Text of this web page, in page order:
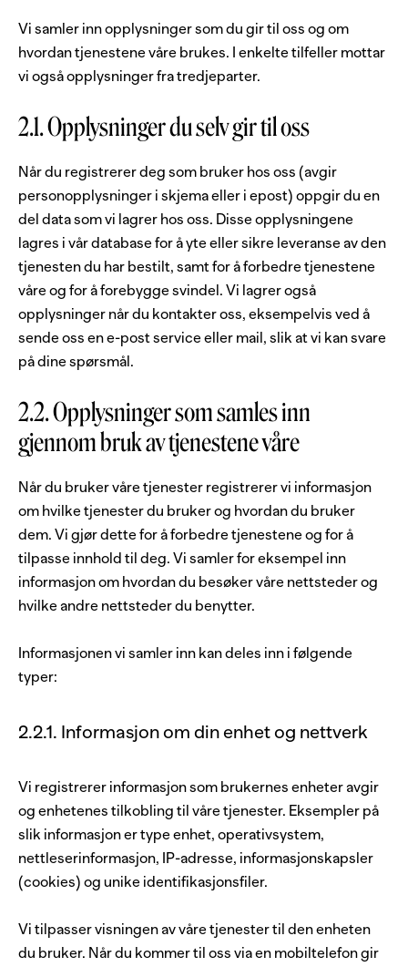
Vi samler inn opplysninger som du gir til oss og om
hvordan tjenestene våre brukes. I enkelte tilfeller mottar
vi også opplysninger fra tredjeparter.
2.1. Opplysninger du selv gir til oss
Når du registrerer deg som bruker hos oss (avgir
personopplysninger i skjema eller i epost) oppgir du en
del data som vi lagrer hos oss. Disse opplysningene
lagres i vår database for å yte eller sikre leveranse av den
tjenesten du har bestilt, samt for å forbedre tjenestene
våre og for å forebygge svindel. Vi lagrer også
opplysninger når du kontakter oss, eksempelvis ved å
sende oss en e-post service eller mail, slik at vi kan svare
på dine spørsmål.
2.2. Opplysninger som samles inn
gjennom bruk av tjenestene våre
Når du bruker våre tjenester registrerer vi informasjon
om hvilke tjenester du bruker og hvordan du bruker
dem. Vi gjør dette for å forbedre tjenestene og for å
tilpasse innhold til deg. Vi samler for eksempel inn
informasjon om hvordan du besøker våre nettsteder og
hvilke andre nettsteder du benytter.
Informasjonen vi samler inn kan deles inn i følgende
typer:
2.2.1. Informasjon om din enhet og nettverk
Vi registrerer informasjon som brukernes enheter avgir
og enhetenes tilkobling til våre tjenester. Eksempler på
slik informasjon er type enhet, operativsystem,
nettleserinformasjon, IP-adresse, informasjonskapsler
(cookies) og unike identifikasjonsfiler.
Vi tilpasser visningen av våre tjenester til den enheten
du bruker. Når du kommer til oss via en mobiltelefon gir